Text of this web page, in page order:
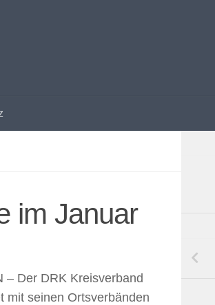
im Januar
– Der DRK Kreisverband
mit seinen Ortsverbänden